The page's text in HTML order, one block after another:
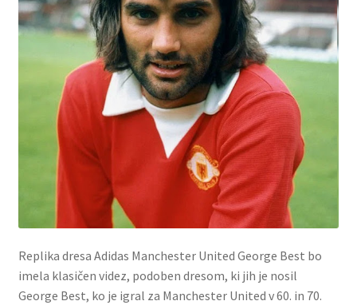
Replika dresa Adidas Manchester United George Best bo
imela klasičen videz, podoben dresom, ki jih je nosil
George Best, ko je igral za Manchester United v 60. in 70.